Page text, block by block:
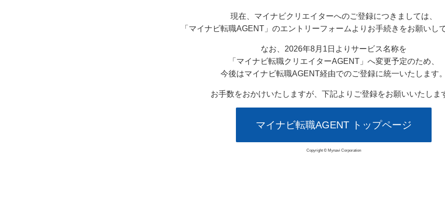
現在、マイナビクリエイターへのご登録につきましては、
「マイナビ転職AGENT」のエントリーフォームよりお手続きをお願いし
なお、2026年8月1日よりサービス名称を
「マイナビ転職クリエイターAGENT」へ変更予定のため、
今後はマイナビ転職AGENT経由でのご登録に統一いたします。
お手数をおかけいたしますが、下記よりご登録をお願いいたしま
マイナビ転職AGENT トップページ
Copyright © Mynavi Corporation